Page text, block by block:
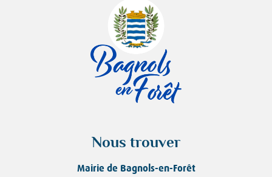
Nous trouver
Mairie de Bagnols-en-Forêt